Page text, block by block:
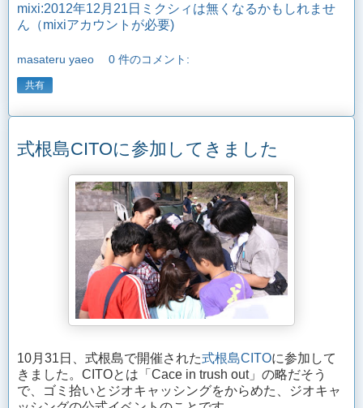
mixi:2012年12月21日ミクシィは無くなるかもしれませ
ん（mixiアカウントが必要)
masateru yaeo 0 件のコメント:
共有
式根島CITOに参加してきました
10月31日、式根島で開催された式根島CITOに参加して
きました。CITOとは「Cace in trush out」の略だそう
で、ゴミ拾いとジオキャッシングをからめた、ジオキャ